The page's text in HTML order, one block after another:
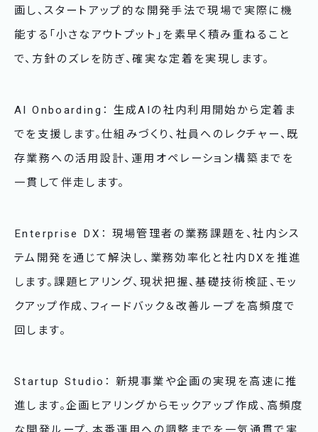
画し、スタートアップ的な開発手法で現場で実際に機
能する「小さなアウトプット」を素早く積み重ねること
で、方針のズレを防ぎ、確実な定着を実現します。
AI Onboarding： 生成AIの社内利用開始から定着ま
でを支援します。仕組みづくり、社員へのレクチャー、既
存業務への活用設計、運用オペレーション構築までを
一貫して伴走します。
Enterprise DX： 現場管理者の業務課題を、社内シス
テム開発を通じて解決し、業務効率化と社内DXを推進
します。課題ヒアリング、現状把握、基礎技術検証、モッ
クアップ作成、フィードバック＆改善ループを高頻度で
回します。
Startup Studio： 新規事業や企画の実現を高速に推
進します。企画ヒアリングからモックアップ作成、高頻度